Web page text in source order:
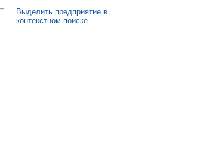
Выделить предприятие в
контекстном поиске...